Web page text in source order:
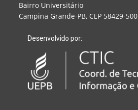
Bairro Universitário
Campina Grande-PB, CEP 58429-500
Desenvolvido por: